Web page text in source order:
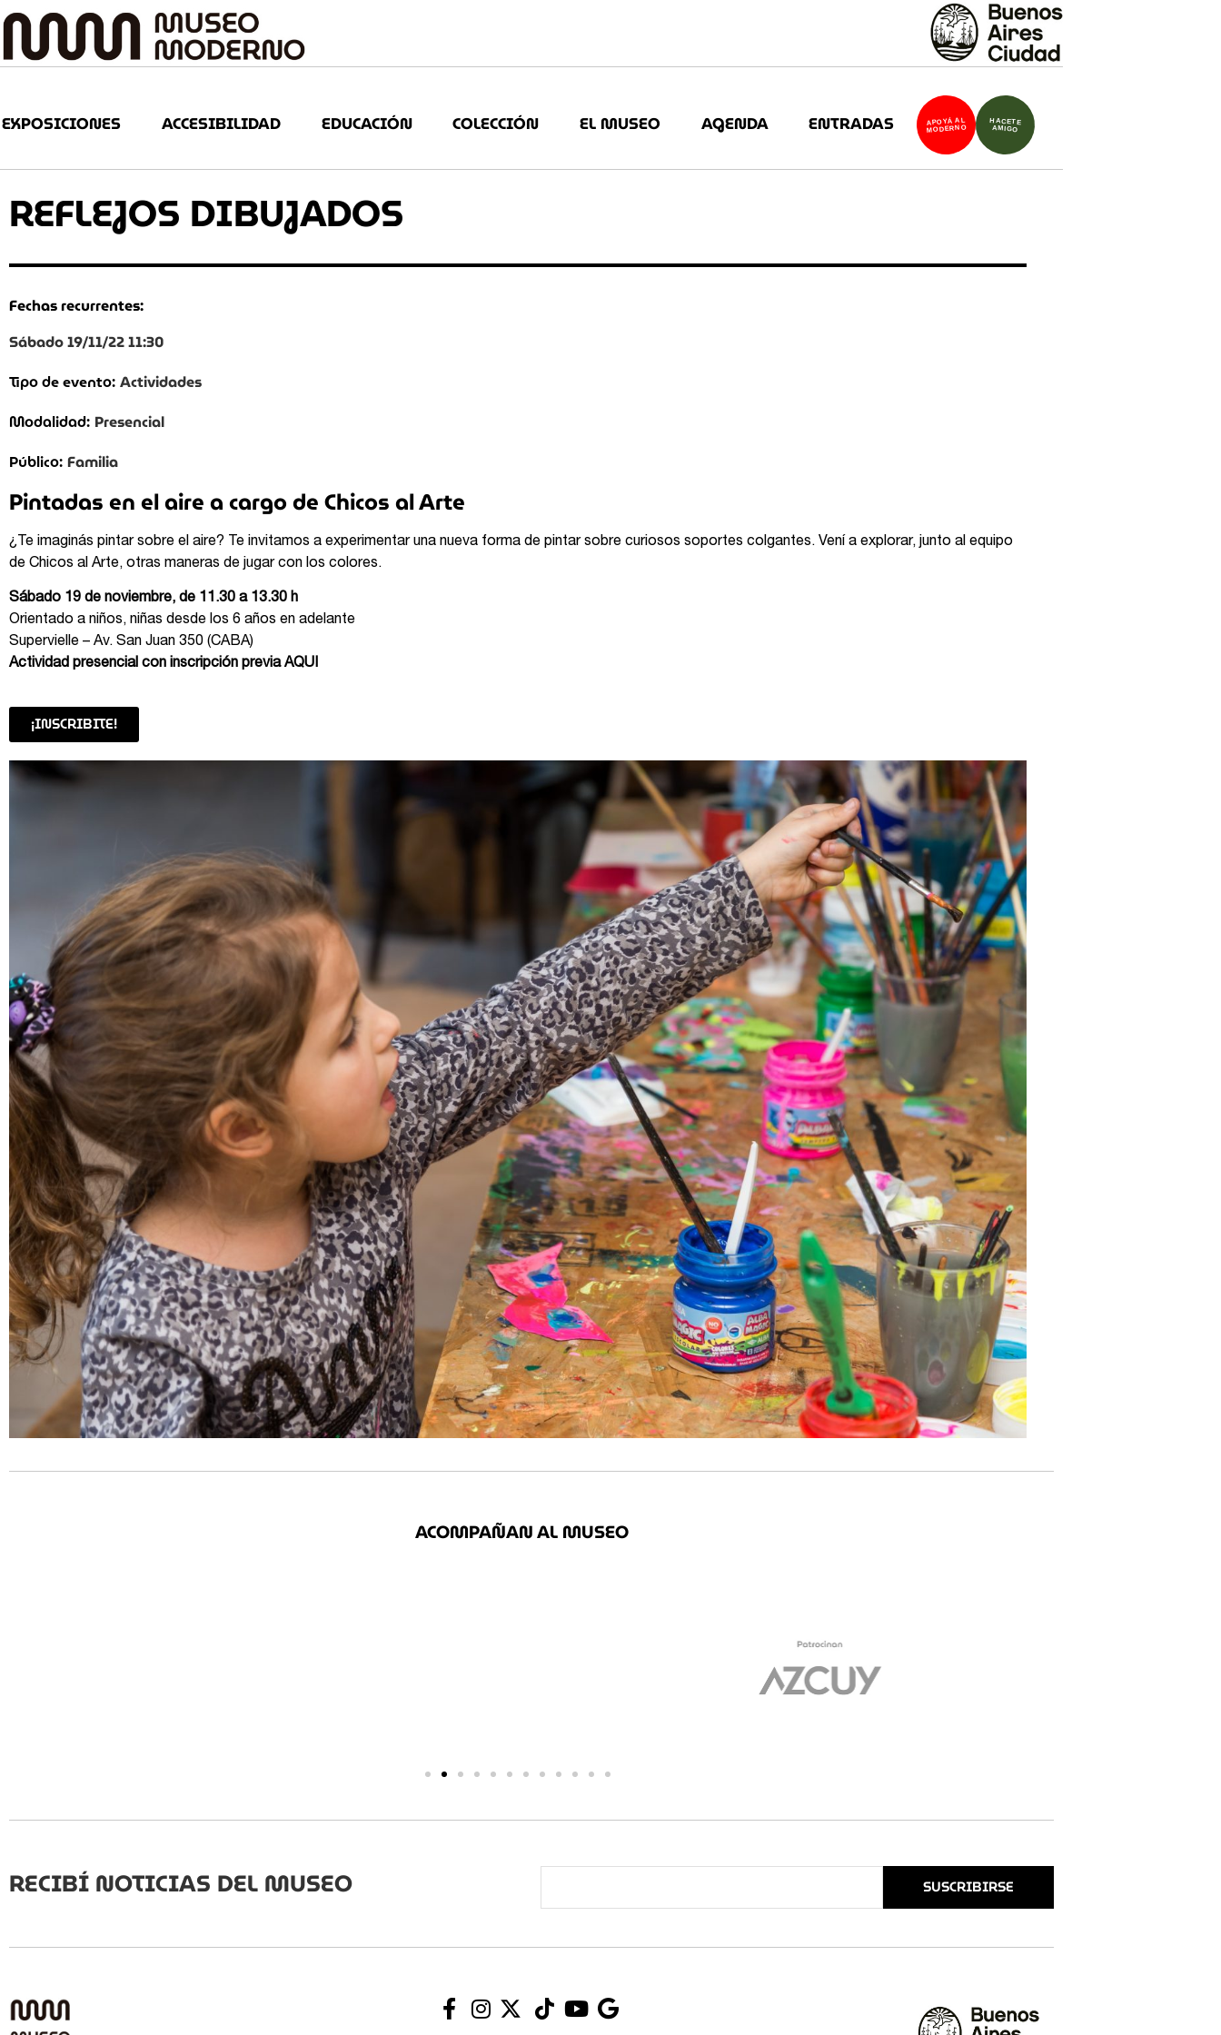
EXPOSICIONES ACCESIBILIDAD EDUCACIÓN COLECCIÓN EL MUSEO AGENDA ENTRADAS APOYÁ AL
MODERNO
HACETE
AMIGO
REFLEJOS DIBUJADOS
Fechas recurrentes:
Sábado 19/11/22 11:30
Tipo de evento: Actividades
Modalidad: Presencial
Público: Familia
Pintadas en el aire a cargo de Chicos al Arte
¿Te imaginás pintar sobre el aire? Te invitamos a experimentar una nueva forma de pintar sobre curiosos soportes colgantes. Vení a explorar, junto al equipo
de Chicos al Arte, otras maneras de jugar con los colores.
Sábado 19 de noviembre, de 11.30 a 13.30 h
Orientado a niños, niñas desde los 6 años en adelante
Supervielle – Av. San Juan 350 (CABA)
Actividad presencial con inscripción previaAQUI
¡INSCRIBITE!
ACOMPAÑAN AL MUSEO
RECIBÍ NOTICIAS DEL MUSEO SUSCRIBIRSE